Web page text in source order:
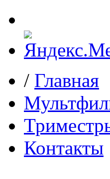
/ Главная
Контакты